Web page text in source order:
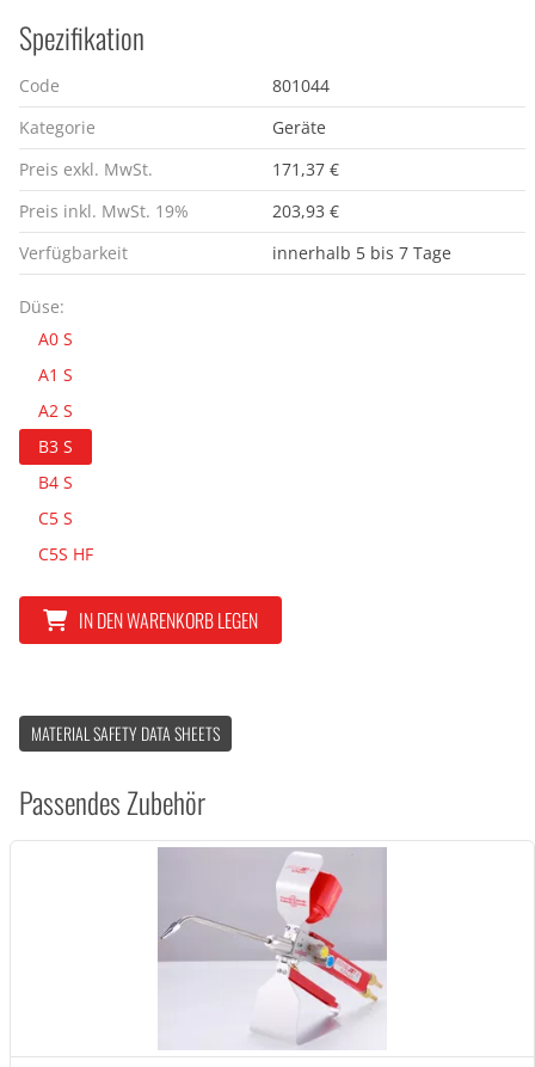
Spezifikation
Code
801044
Kategorie
Geräte
Preis exkl. MwSt.
171,37 €
Preis inkl. MwSt. 19%
203,93 €
Verfügbarkeit
innerhalb 5 bis 7 Tage
Düse:
A0 S
A1 S
A2 S
B3 S
B4 S
C5 S
C5S HF
IN DEN WARENKORB LEGEN
MATERIAL SAFETY DATA SHEETS
Passendes Zubehör